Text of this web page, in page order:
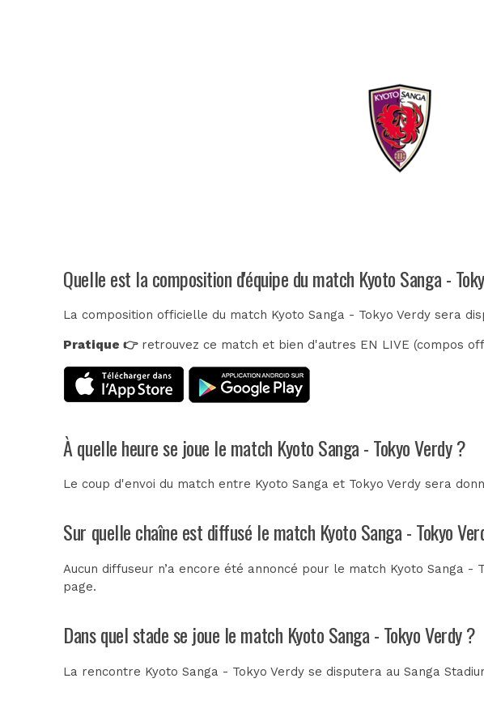
Quelle est la composition d'équipe du match Kyoto Sanga -
La composition officielle du match Kyoto Sanga - Tokyo Verdy sera
Pratique 👉retrouvez ce match et bien d'autres EN LIVE (compos
À quelle heure se joue le match Kyoto Sanga - Tokyo Verdy ?
Le coup d'envoi du match entre Kyoto Sanga et Tokyo Verdy sera
Sur quelle chaîne est diffusé le match Kyoto Sanga - Tokyo
Aucun diffuseur n’a encore été annoncé pour le match Kyoto Sanga -
page.
Dans quel stade se joue le match Kyoto Sanga - Tokyo Verdy ?
La rencontre Kyoto Sanga - Tokyo Verdy se disputera auSanga